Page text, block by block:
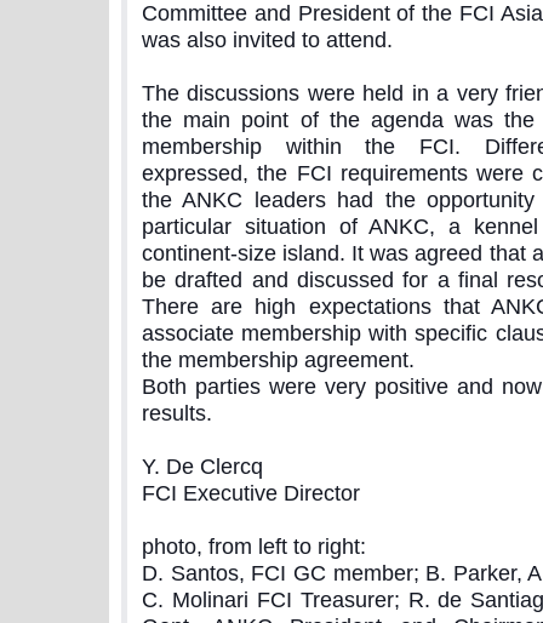
Committee and President of the FCI
was also invited to attend.
The discussions were held in a very
the main point of the agenda was
membership within the FCI.
expressed, the FCI requirements were
the ANKC leaders had the
particular situation of ANKC, a
continent-size island. It was agreed that
be drafted and discussed for a final
There are high expectations that
associate membership with specific
the membership agreement.
Both parties were very positive and
results.
Y. De Clercq
FCI Executive Director
photo, from left to right:
D. Santos, FCI GC member; B. Parker,
C. Molinari FCI Treasurer; R. de